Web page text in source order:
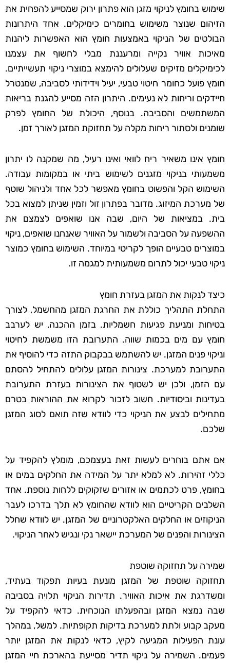
שימוש בחומץ לניקוי מזגן הוא פתרון ירוק שמסייע להפחית את
הזיהום שנוצר משימוש בחומרים כימיקלים. אחד היתרונות
הבולטים של הניקוי באמצעות חומץ הוא האפשרות ליהנות
מאיכות אוויר נקייה ומרעננת מבלי לחשוף את עצמנו
לכימיקלים מזיקים שעלולים להימצא במוצרי ניקוי תעשייתיים.
חומץ פועל כחומר חיטוי טבעי, יעיל וידידותי לסביבה, שמנטרל
חיידקים וריחות לא נעימים. היתרון הזה מסייע להגנת בריאות
המשתמשים והסביבה. בנוסף, היכולת של החומץ לפרק
שומנים ולסתור ריחות מקלה על תחזוקת המזגן לאורך זמן.
חומץ אינו משאיר ריח לוואי ואינו רעיל, מה שמקנה לו יתרון
משמעותי בניקוי מזגנים לשימוש ביתי או במקומות עבודה.
השימוש הקל והפשוט בחומץ מאפשר לכל אחד ולניהול שוטף
של מערכת המיזוג. מדובר בפתרון זול וזמין שניתן למצוא בכל
בית. במציאות של היום, שבה אנו שואפים לצמצם את
ההשפעה על הסביבה ולשמור על האוויר שאנחנו שואפים, ניקוי
במוצרים טבעיים הופך לקריטי במיוחד. השימוש בחומץ כמוצר
ניקוי טבעי יכול לתרום משמעותית למגמה זו.
כיצד לנקות את המזגן בעזרת חומץ
התחלת התהליך כוללת את החרגת המזגן מהחשמל, לצורך
בטיחות ומניעת פגיעות חשמליות. בזמן ההכנה, יש לערבב
חומץ עם מים בכמות שווה. התערובת הזו משמשת לחיטוי
וניקוי פנים המזגן. יש להשתמש בבקבוק התזה כדי להוסיף את
התערובת למערכת. צינורות המזגן עלולים להתחיל להסתם
עם הזמן, ולכן יש לשטוף את הצינורות בעזרת התערובת
בעדינות וביסודיות. חשוב לזכור לקרוא את ההוראות בטרם
מתחילים לבצע את הניקוי כדי לוודא שזה תואם לסוג המזגן
שלכם.
אם אתם בוחרים לעשות זאת בעצמכם, מומלץ להקפיד על
כללי זהירות. לא למלא יתר על המידה את החלקים במים או
בחומץ, פרט לכתמים או אזורים שזקוקים ללחות נוספת. אחד
השלבים הקריטיים הוא לוודא שהחומץ לא תלך בדרכו לעבר
הניקוזים או החלקים האלקטרוניים של המזגן. יש לוודא שחלל
הצינורות והפנים של המערכת יישאר נקי ונגיש לאחר הניקוי.
שמירה על תחזוקה שוטפת
תחזוקה שוטפת של המזגן מונעת בעיות תפקוד בעתיד,
ומשדרגת את איכות האוויר. תדירות הניקוי תלויה בסביבה
שבה נמצא המזגן ובהפעלתו הנוכחית. כדאי להקפיד על
מעקב קבוע ולתת למערכת בדיקות תקופתיות. למשל, במהלך
עונת הפעילות המגיעה לקיץ, כדאי לנקות את המזגן יותר
פעמים. השמירה על ניקוי תדיר מסייעת בהארכת חיי המזגן